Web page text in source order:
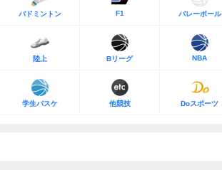
バドミントン F1 バレーボール
陸上 Bリーグ NBA
学生バスケ 他競技 Doスポーツ